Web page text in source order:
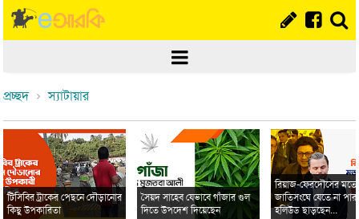
প্রচ্ছদ স্যাটায়ার
টিসিবির ট্রাকের পেছনে দৌড়ানোর
কিছু উপকারিতা
সৈয়দ সাহেব যেভাবে গাঁজার গুল
দিতে উপদেশ দিয়েছেন
রিয়াজ-ফেরদৌসের মতো
জাতিসংঘে যেতে না
হলিউড ছাড়ছেন...